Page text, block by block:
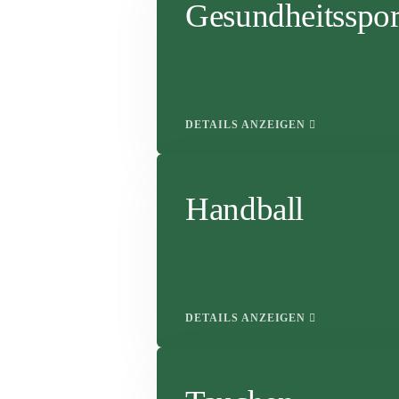
DETAILS ANZEIGEN
Handball
DETAILS ANZEIGEN